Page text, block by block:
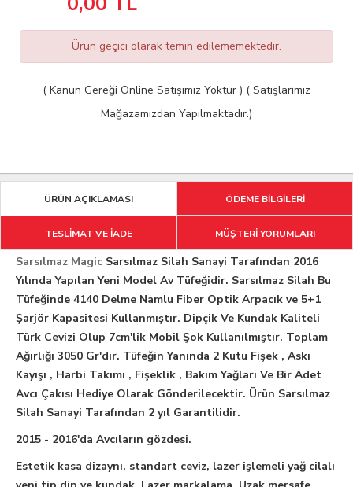
Ürün geçici olarak temin edilememektedir.
( Kanun Gereği Online Satışımız Yoktur ) ( Satışlarımız
Mağazamızdan Yapılmaktadır.)
ÜRÜN AÇIKLAMASI ÖDEME BİLGİLERİ
TESLİMAT VE İADE MÜŞTERİ YORUMLARI
Sarsılmaz Magic Sarsılmaz Silah Sanayi Tarafından 2016
Yılında Yapılan Yeni Model Av Tüfeğidir. Sarsılmaz Silah Bu
Tüfeğinde 4140 Delme Namlu Fiber Optik Arpacık ve 5+1
Şarjör Kapasitesi Kullanmıştır. Dipçik Ve Kundak Kaliteli
Türk Cevizi Olup 7cm'lik Mobil Şok Kullanılmıştır. Toplam
Ağırlığı 3050 Gr'dır. Tüfeğin Yanında 2 Kutu Fişek , Askı
Kayışı , Harbi Takımı , Fişeklik , Bakım Yağları Ve Bir Adet
Avcı Çakısı Hediye Olarak Gönderilecektir. Ürün Sarsılmaz
Silah Sanayi Tarafından 2 yıl Garantilidir.
2015 - 2016'da Avcıların gözdesi.
Estetik kasa dizaynı, standart ceviz, lazer işlemeli yağ cilalı